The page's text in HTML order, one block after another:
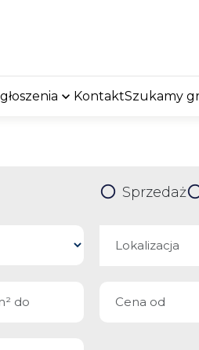
KontaktSzukamy
Sprzedaż